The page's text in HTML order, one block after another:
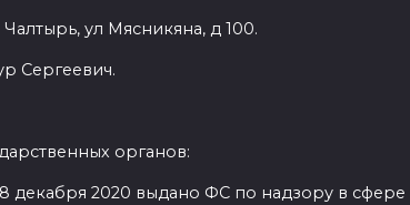
ул Мясникяна, д 100.
Сергеевич.
органов:
2020 выдано ФС по надзору в